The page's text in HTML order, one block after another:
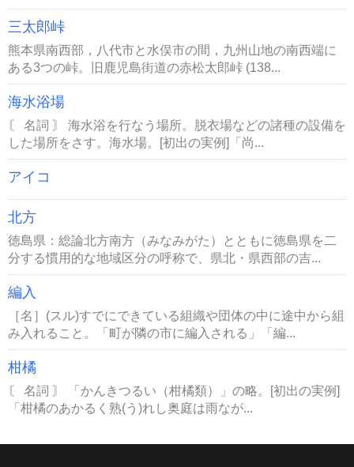
三太郎峠
熊本県南西部，八代市と水俣市の間，九州山地の南西端に
ある3つの峠。旧鹿児島街道の赤松太郎峠 (138...
海水浴場
〘 名詞 〙 海水浴を行なう場所。脱衣場などの諸種の設備を
した場所をさす。海水場。[初出の実例]「尚...
アイコ
北方
徳島県：総論北方南方（みなみがた）とともに徳島県を二
分する慣用的な地域区分の呼称で、県北・県西部の吉...
編入
［名］(スル)すでにできている組織や団体の中に途中から組
み入れること。「町が隣の市に編入される」「編...
柑橘
〘 名詞 〙 「かんきつるい（柑橘類）」の略。[初出の実例]
「柑橘のあかるく熟(う)れし奥庭は雨なが...